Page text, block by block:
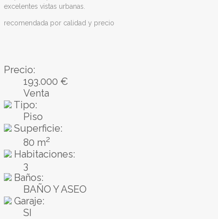
excelentes vistas urbanas.
recomendada por calidad y precio
Precio:
193.000 €
Venta
Tipo:
Piso
Superficie:
80 m2
Habitaciones:
3
Baños:
BAÑO Y ASEO
Garaje:
SI